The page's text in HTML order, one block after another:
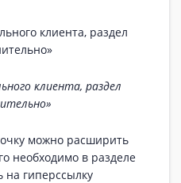
клиента, раздел
можно расширить
необходимо в разделе
на гиперссылку